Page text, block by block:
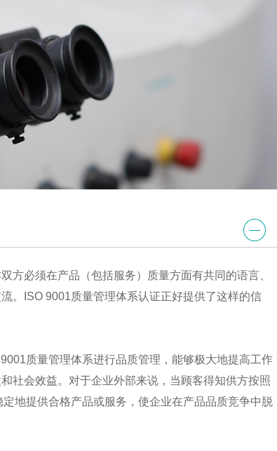
方必须在产品（包括服务）质量方面有共同的语言、
。ISO 9001质量管理体系认证正好提供了这样的信
质量管理体系进行品质管理，能够极大地提高工作
社会效益。对于企业外部来说，当顾客得知供方按照
地提供合格产品或服务，使企业在产品品质竞争中脱